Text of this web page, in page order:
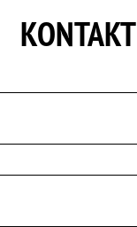
KONTAKT